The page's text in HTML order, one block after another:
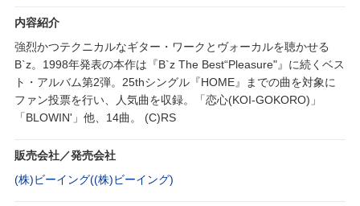
内容紹介
強烈かつテクニカルなギター・ワークとヴォーカルを聴かせる
B`z。1998年発表の本作は『B`z The Best“Pleasure"』に続くベス
ト・アルバム第2弾。25thシングル『HOME』までの曲を対象に
ファン投票を行い、人気曲を収録。「恋心(KOI-GOKORO)」
「BLOWIN'」他、14曲。 (C)RS
販売会社／発売会社
(株)ビーイング((株)ビーイング)